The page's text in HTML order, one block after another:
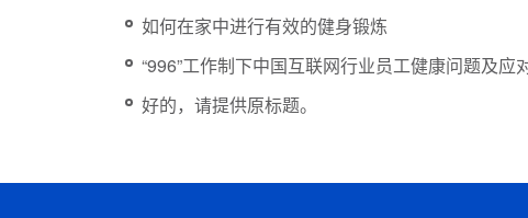
如何在家中进行有效的健身锻炼
“996”工作制下中国互联网行业员工健康问题及应
好的，请提供原标题。